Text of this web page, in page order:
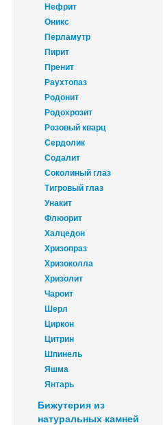
Нефрит
Оникс
Перламутр
Пирит
Пренит
Раухтопаз
Родонит
Родохрозит
Розовый кварц
Сердолик
Содалит
Соколиный глаз
Тигровый глаз
Унакит
Флюорит
Халцедон
Хризопраз
Хризоколла
Хризолит
Чароит
Шерл
Циркон
Цитрин
Шпинель
Яшма
Янтарь
Бижутерия из
натуральных камней